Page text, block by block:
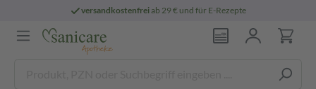
versandkostenfreiab 29 € und für E-Rezepte